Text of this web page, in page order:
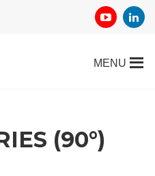
(90°)